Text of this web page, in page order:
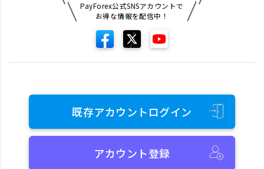
PayForex公式SNSアカウントで
お得な情報を配信中！
既存アカウントログイン
アカウント登録